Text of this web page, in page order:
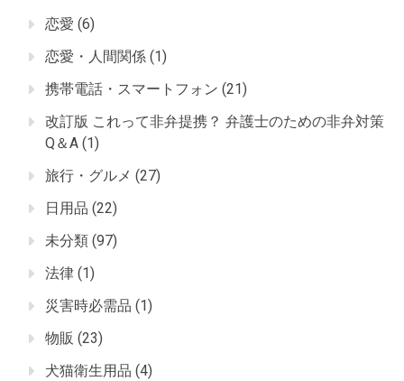
恋愛 (6)
恋愛・人間関係 (1)
携帯電話・スマートフォン (21)
改訂版 これって非弁提携？ 弁護士のための非弁対策
Q＆A (1)
旅行・グルメ (27)
日用品 (22)
未分類 (97)
法律 (1)
災害時必需品 (1)
物販 (23)
犬猫衛生用品 (4)